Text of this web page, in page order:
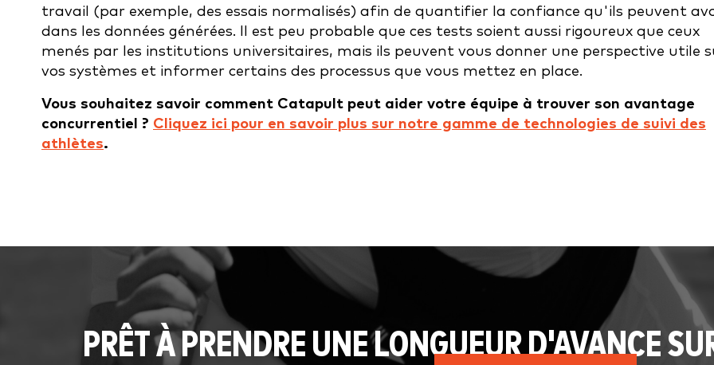
travail (par exemple, des essais normalisés) afin de quantifier la confiance qu'ils peuvent
dans les données générées. Il est peu probable que ces tests soient aussi rigoureux que ceux
menés par les institutions universitaires, mais ils peuvent vous donner une perspective utile
vos systèmes et informer certains des processus que vous mettez en place.
Vous souhaitez savoir comment Catapult peut aider votre équipe à trouver son avantage
concurrentiel ? Cliquez ici pour en savoir plus sur notre gamme de technologies de suivi des
athlètes.
PRÊT À PRENDRE UNE LONGUEUR D'AVANCE